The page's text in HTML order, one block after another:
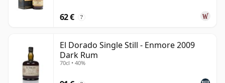
62 € ?
El Dorado Single Still - Enmore 2009
Dark Rum
70cl • 40%